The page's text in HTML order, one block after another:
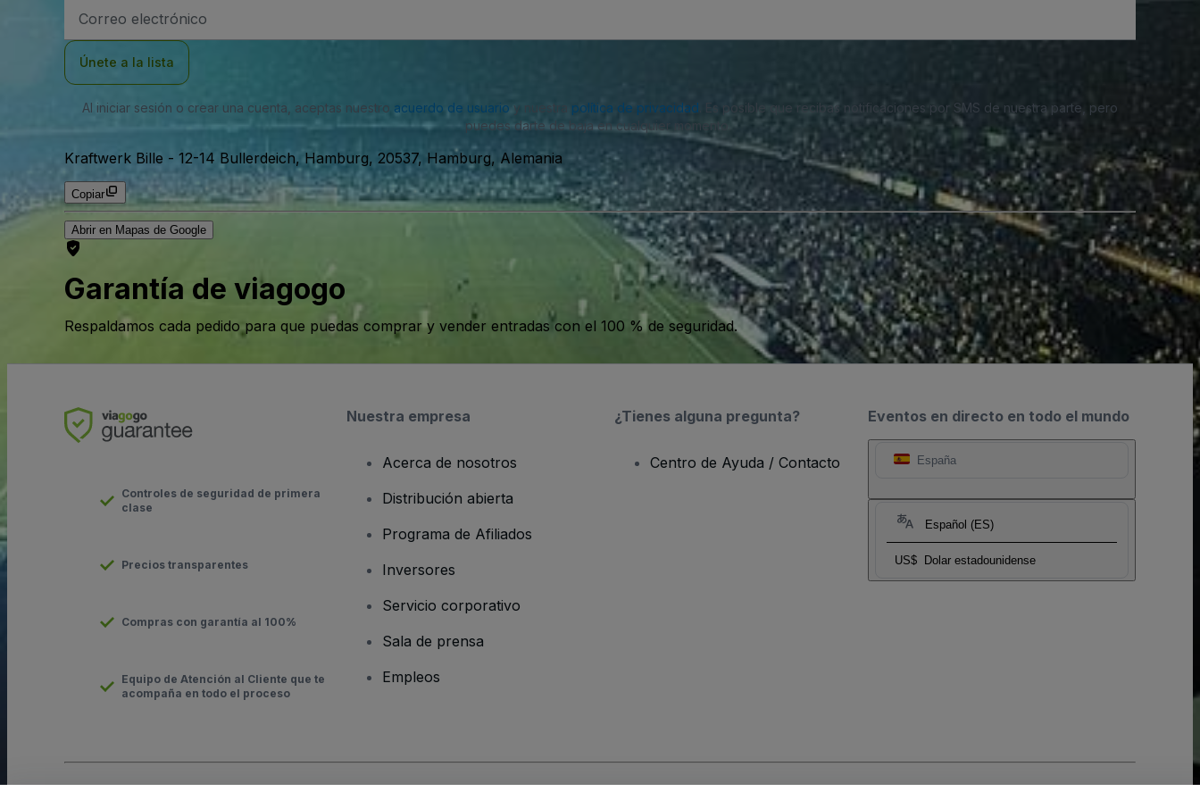
de
Únete a la lista
Al iniciar sesión o crear una cuenta, aceptas nuestro acuerdo de usuarioy nuestra política de privacidad . Es posible que recibas notificaciones por SMS de nuestra parte, pero
puedes darte de baja en cualquier momento.
Kraftwerk Bille - 12-14 Bullerdeich, Hamburg, 20537, Hamburg, Alemania
Copiar
Abrir en Mapas de Google
Garantía de viagogo
Respaldamos cada pedido para que puedas comprar y vender entradas con el 100 % de seguridad.
Eventos en directo en todo el mundo
España
Español (ES)
US$ Dolar estadounidense
Controles de seguridad de primera
clase
Precios transparentes
Compras con garantía al 100%
Equipo de Atención al Cliente que te
acompaña en todo el proceso
Nuestra empresa
Acerca de nosotros
Distribución abierta
Programa de Afiliados
Inversores
Servicio corporativo
Sala de prensa
Empleos
¿Tienes alguna pregunta?
Centro de Ayuda / Contacto